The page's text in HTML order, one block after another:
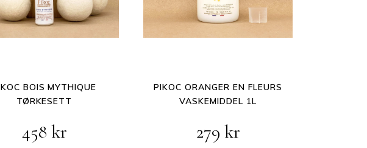
BOIS MYTHIQUE
TØRKESETT
458 kr
PIKOC ORANGER EN FLEURS
VASKEMIDDEL 1L
279 kr